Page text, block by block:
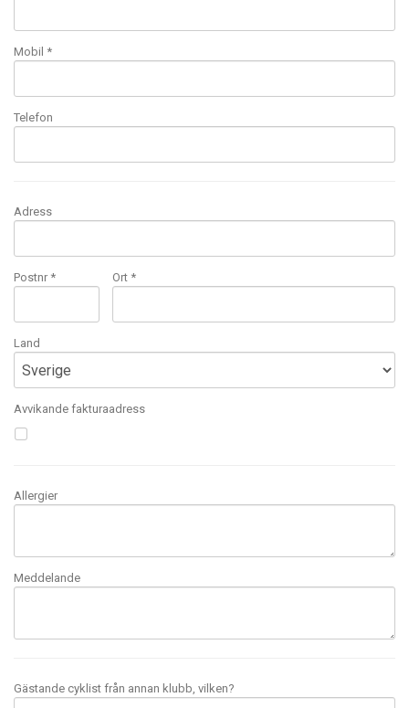
Mobil *
Telefon
Adress
Postnr * Ort *
Land
Avvikande fakturaadress
Allergier
Meddelande
Gästande cyklist från annan klubb, vilken?